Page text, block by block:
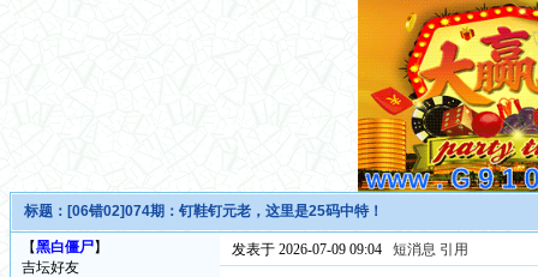
标题： [06错02]074期：钉鞋钉元老，这里是25码中特！
【黑白僵尸】
吉坛好友
发表于 2026-07-09 09:04 短消息 引用